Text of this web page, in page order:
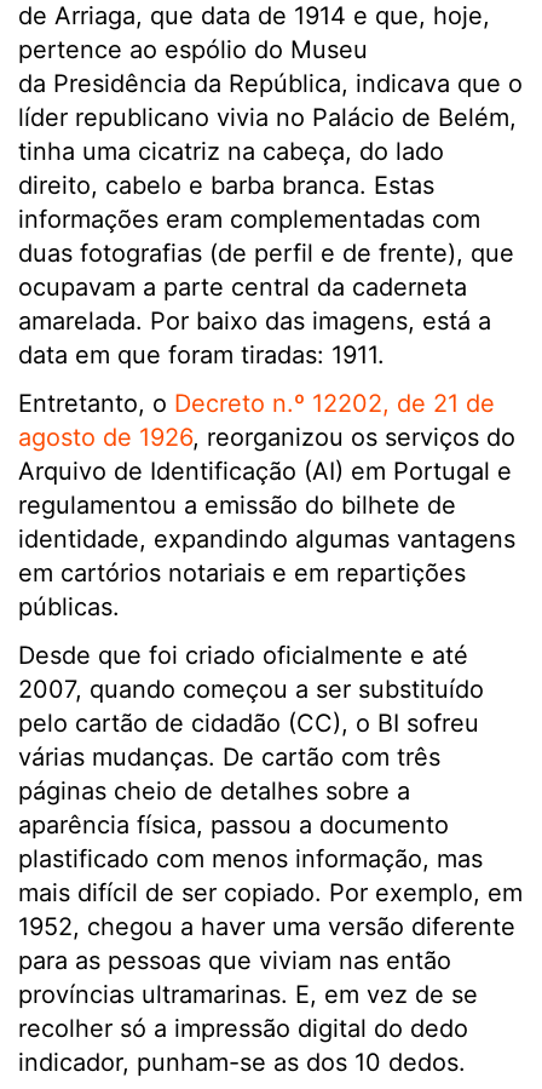
de Arriaga, que data de 1914 e que, hoje,
pertence ao espólio do Museu
da Presidência da República, indicava que o
líder republicano vivia no Palácio de Belém,
tinha uma cicatriz na cabeça, do lado
direito, cabelo e barba branca. Estas
informações eram complementadas com
duas fotografias (de perfil e de frente), que
ocupavam a parte central da caderneta
amarelada. Por baixo das imagens, está a
data em que foram tiradas: 1911.
Entretanto, o Decreto n.º 12202, de 21 de
agosto de 1926, reorganizou os serviços do
Arquivo de Identificação (AI) em Portugal e
regulamentou a emissão do bilhete de
identidade, expandindo algumas vantagens
em cartórios notariais e em repartições
públicas.
Desde que foi criado oficialmente e até
2007, quando começou a ser substituído
pelo cartão de cidadão (CC), o BI sofreu
várias mudanças. De cartão com três
páginas cheio de detalhes sobre a
aparência física, passou a documento
plastificado com menos informação, mas
mais difícil de ser copiado. Por exemplo, em
1952, chegou a haver uma versão diferente
para as pessoas que viviam nas então
províncias ultramarinas. E, em vez de se
recolher só a impressão digital do dedo
indicador, punham-se as dos 10 dedos.